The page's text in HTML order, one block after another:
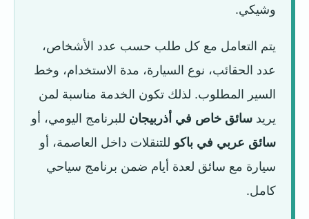
وشيكي.
يتم التعامل مع كل طلب حسب عدد الأشخاص،
عدد الحقائب، نوع السيارة، مدة الاستخدام، وخط
السير المطلوب. لذلك تكون الخدمة مناسبة لمن
يريد سائق خاص في أذربيجان للبرنامج اليومي، أو
سائق عربي في باكو للتنقلات داخل العاصمة، أو
سيارة مع سائق لعدة أيام ضمن برنامج سياحي
كامل.